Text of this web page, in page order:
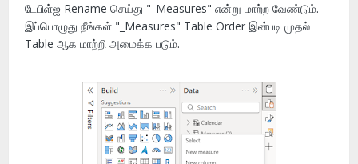
டேபிள்ஐ Rename செய்து "_Measures" என்று மாற்ற வேண்டும்.
இப்பொழுது நீங்கள் "_Measures" Table Order இன்படி முதல்
Table ஆக மாற்றி அமைக்க படும்.